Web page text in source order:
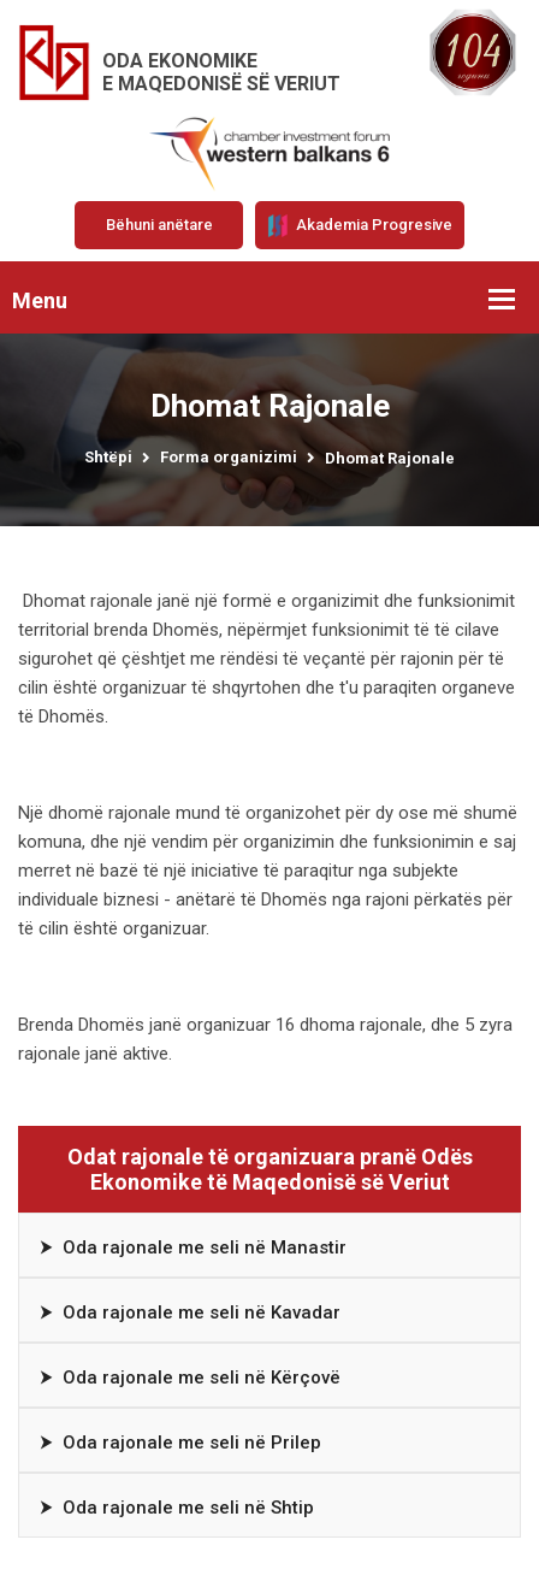
ODA EKONOMIKE
E MAQEDONISË SË VERIUT
Bëhuni anëtare Akademia Progresive
Menu
Dhomat Rajonale
Shtëpi Forma organizimi Dhomat Rajonale
Dhomat rajonale janë një formë e organizimit dhe funksionimit
territorial brenda Dhomës, nëpërmjet funksionimit të të cilave
sigurohet që çështjet me rëndësi të veçantë për rajonin për të
cilin është organizuar të shqyrtohen dhe t'u paraqiten organeve
të Dhomës.
Një dhomë rajonale mund të organizohet për dy ose më shumë
komuna, dhe një vendim për organizimin dhe funksionimin e saj
merret në bazë të një iniciative të paraqitur nga subjekte
individuale biznesi - anëtarë të Dhomës nga rajoni përkatës për
të cilin është organizuar.
Brenda Dhomës janë organizuar 16 dhoma rajonale, dhe 5 zyra
rajonale janë aktive.
Odat rajonale të organizuara pranë Odës
Ekonomike të Maqedonisë së Veriut
⮞ Oda rajonale me seli në Manastir
⮞ Oda rajonale me seli në Kavadar
⮞ Oda rajonale me seli në Kërçovë
⮞ Oda rajonale me seli në Prilep
⮞ Oda rajonale me seli në Shtip